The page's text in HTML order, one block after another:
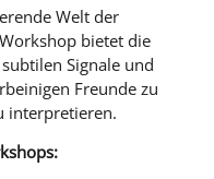
Welt der
bietet die
Signale und
Freunde zu
interpretieren.